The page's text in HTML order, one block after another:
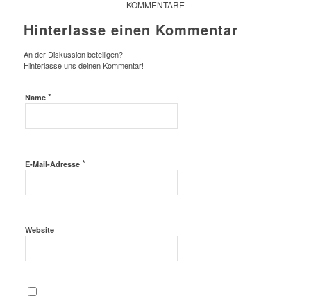
KOMMENTARE
Hinterlasse einen Kommentar
An der Diskussion beteiligen?
Hinterlasse uns deinen Kommentar!
Name *
E-Mail-Adresse *
Website